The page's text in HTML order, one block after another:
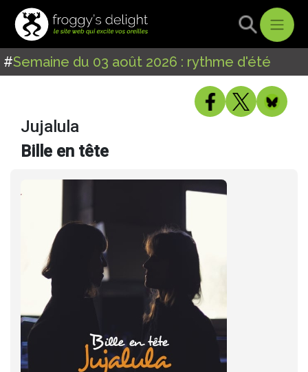
#Semaine du 03 août 2026 : rythme d'été
Jujalula
Bille en tête